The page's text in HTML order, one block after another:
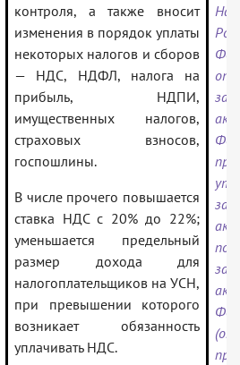
контроля, а также вносит
изменения в порядок уплаты
некоторых налогов и сборов
— НДС, НДФЛ, налога на
прибыль, НДПИ,
имущественных налогов,
страховых взносов,
госпошлины.
В числе прочего повышается
ставка НДС с 20% до 22%;
уменьшается предельный
размер дохода для
налогоплательщиков на УСН,
при превышении которого
возникает обязанность
уплачивать НДС.